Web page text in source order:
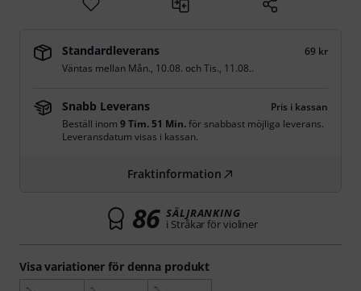
Visa variationer för denna produkt
Standardleverans
69 kr
Väntas mellan Mån., 10.08. ochTis., 11.08..
Snabb Leverans
Pris i kassan
Beställ inom 9 Tim. 51 Min.för snabbast möjliga leverans.
Leveransdatum visas i kassan.
Fraktinformation
86 SÄLJRANKING
i Stråkar för violiner